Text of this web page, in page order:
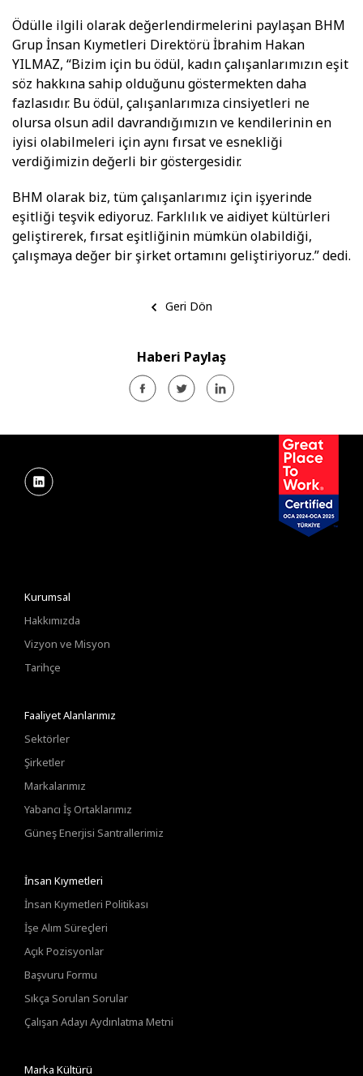
Ödülle ilgili olarak değerlendirmelerini paylaşan BHM
Grup İnsan Kıymetleri Direktörü İbrahim Hakan
YILMAZ, “Bizim için bu ödül, kadın çalışanlarımızın eşit
söz hakkına sahip olduğunu göstermekten daha
fazlasıdır. Bu ödül, çalışanlarımıza cinsiyetleri ne
olursa olsun adil davrandığımızın ve kendilerinin en
iyisi olabilmeleri için aynı fırsat ve esnekliği
verdiğimizin değerli bir göstergesidir.
BHM olarak biz, tüm çalışanlarımız için işyerinde
eşitliği teşvik ediyoruz. Farklılık ve aidiyet kültürleri
geliştirerek, fırsat eşitliğinin mümkün olabildiği,
çalışmaya değer bir şirket ortamını geliştiriyoruz.” dedi.
Geri Dön
Haberi Paylaş
Kurumsal
Hakkımızda
Vizyon ve Misyon
Tarihçe
Faaliyet Alanlarımız
Sektörler
Şirketler
Markalarımız
Yabancı İş Ortaklarımız
Güneş Enerjisi Santrallerimiz
İnsan Kıymetleri
İnsan Kıymetleri Politikası
İşe Alım Süreçleri
Açık Pozisyonlar
Başvuru Formu
Sıkça Sorulan Sorular
Çalışan Adayı Aydınlatma Metni
Marka Kültürü